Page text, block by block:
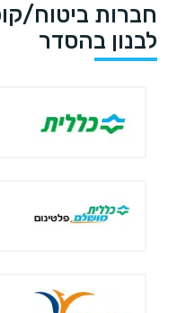
חברות ביטוח/
לבנון בהסדר